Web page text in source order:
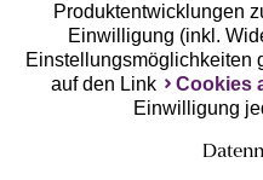
Produktentwicklungen
Einwilligung (inkl.
Einstellungsmöglichkeiten
auf den Link
Cookies
Einwilligung